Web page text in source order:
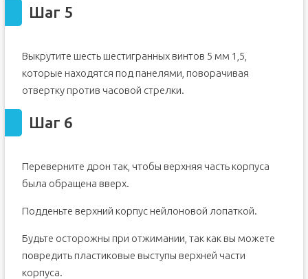
Шаг 5
Выкрутите шесть шестигранных винтов 5 мм 1,5,
которые находятся под панелями, поворачивая
отвертку против часовой стрелки.
Шаг 6
Переверните дрон так, чтобы верхняя часть корпуса
была обращена вверх.
Подденьте верхний корпус нейлоновой лопаткой.
Будьте осторожны при отжимании, так как вы можете
повредить пластиковые выступы верхней части
корпуса.